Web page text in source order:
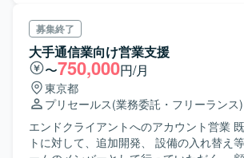
募集終了
大手通信業向け営業支援
〜750,000円/月
東京都
プリセールス(業務委託・フリーランス)
エンドクライアントへのアカウント営業
トに対して、追加開発、 設備の入れ替え